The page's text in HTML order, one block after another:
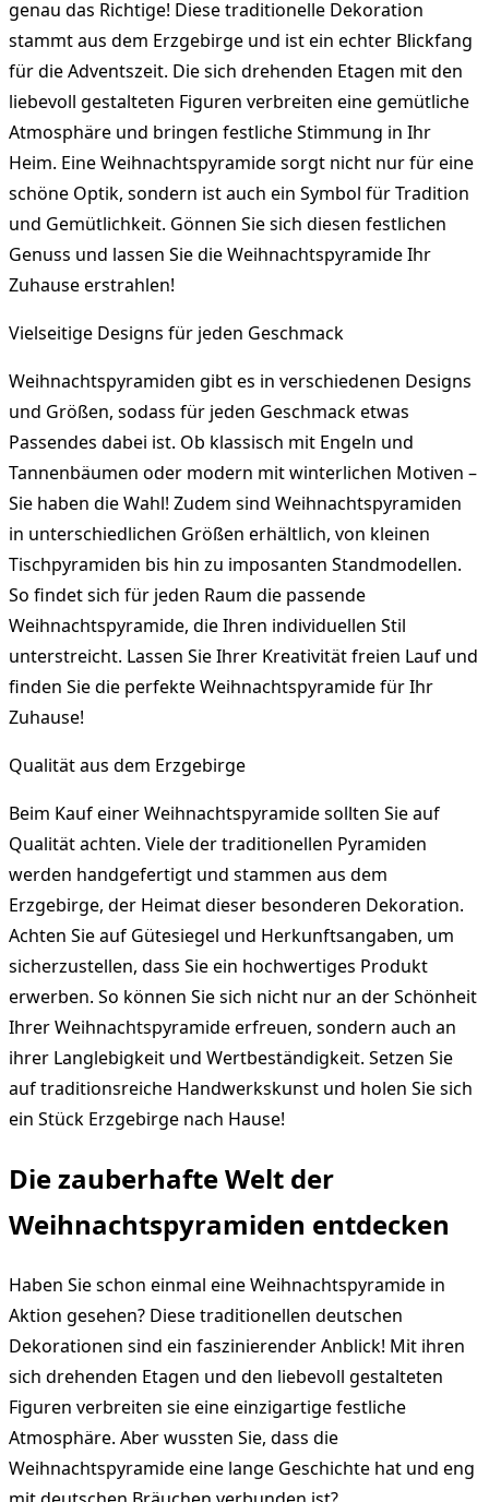
genau das Richtige! Diese traditionelle Dekoration
stammt aus dem Erzgebirge und ist ein echter Blickfang
für die Adventszeit. Die sich drehenden Etagen mit den
liebevoll gestalteten Figuren verbreiten eine gemütliche
Atmosphäre und bringen festliche Stimmung in Ihr
Heim. Eine Weihnachtspyramide sorgt nicht nur für eine
schöne Optik, sondern ist auch ein Symbol für Tradition
und Gemütlichkeit. Gönnen Sie sich diesen festlichen
Genuss und lassen Sie die Weihnachtspyramide Ihr
Zuhause erstrahlen!
Vielseitige Designs für jeden Geschmack
Weihnachtspyramiden gibt es in verschiedenen Designs
und Größen, sodass für jeden Geschmack etwas
Passendes dabei ist. Ob klassisch mit Engeln und
Tannenbäumen oder modern mit winterlichen Motiven –
Sie haben die Wahl! Zudem sind Weihnachtspyramiden
in unterschiedlichen Größen erhältlich, von kleinen
Tischpyramiden bis hin zu imposanten Standmodellen.
So findet sich für jeden Raum die passende
Weihnachtspyramide, die Ihren individuellen Stil
unterstreicht. Lassen Sie Ihrer Kreativität freien Lauf und
finden Sie die perfekte Weihnachtspyramide für Ihr
Zuhause!
Qualität aus dem Erzgebirge
Beim Kauf einer Weihnachtspyramide sollten Sie auf
Qualität achten. Viele der traditionellen Pyramiden
werden handgefertigt und stammen aus dem
Erzgebirge, der Heimat dieser besonderen Dekoration.
Achten Sie auf Gütesiegel und Herkunftsangaben, um
sicherzustellen, dass Sie ein hochwertiges Produkt
erwerben. So können Sie sich nicht nur an der Schönheit
Ihrer Weihnachtspyramide erfreuen, sondern auch an
ihrer Langlebigkeit und Wertbeständigkeit. Setzen Sie
auf traditionsreiche Handwerkskunst und holen Sie sich
ein Stück Erzgebirge nach Hause!
Die zauberhafte Welt der
Weihnachtspyramiden entdecken
Haben Sie schon einmal eine Weihnachtspyramide in
Aktion gesehen? Diese traditionellen deutschen
Dekorationen sind ein faszinierender Anblick! Mit ihren
sich drehenden Etagen und den liebevoll gestalteten
Figuren verbreiten sie eine einzigartige festliche
Atmosphäre. Aber wussten Sie, dass die
Weihnachtspyramide eine lange Geschichte hat und eng